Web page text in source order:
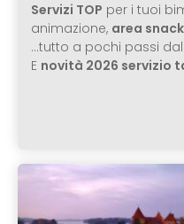
Servizi TOP per i tuoi
animazione, area
…tutto a pochi passi
E novità 2026 servizio